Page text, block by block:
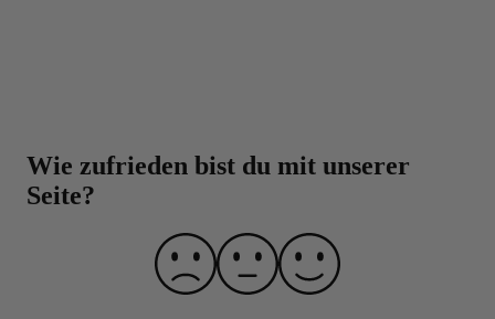
Wie zufrieden bist du mit unserer
Seite?